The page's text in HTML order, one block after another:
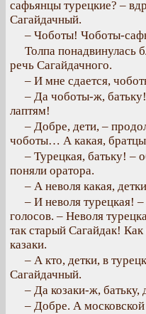
сафьянцы турецкие? –
Сагайдачный.
– Чоботы! Чоботы-
Толпа понадвинулась
речь Сагайдачного.
– И мне сдается,
– Да чоботы-ж,
лаптям!
– Добре, дети, –
чоботы… А какая,
– Турецкая, батьку! –
поняли оратора.
– А неволя какая,
– И неволя турецкая!
голосов. – Неволя
так старый Сагайдак!
казаки.
– А кто, детки, в
Сагайдачный.
– Да козаки-ж, батьку,
– Добре. А московской